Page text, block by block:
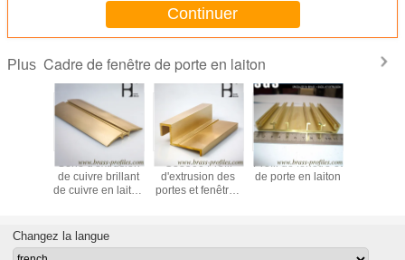
Continuer
Plus Cadre de fenêtre de porte en laiton
Série d'extrusion
de cuivre brillant
de cuivre en laiton
C38500 Profil
d'extrusion des
portes et fenêtres
Profil de fenêtre et
de porte en laiton
Changez la langue